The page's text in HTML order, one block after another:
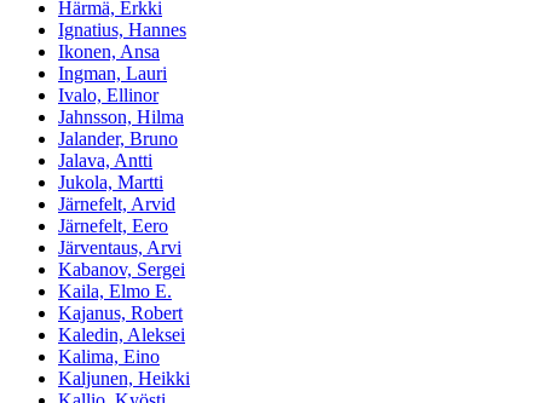
Härmä, Erkki
Ignatius, Hannes
Ikonen, Ansa
Ingman, Lauri
Ivalo, Ellinor
Jahnsson, Hilma
Jalander, Bruno
Jalava, Antti
Jukola, Martti
Järnefelt, Arvid
Järnefelt, Eero
Järventaus, Arvi
Kabanov, Sergei
Kaila, Elmo E.
Kajanus, Robert
Kaledin, Aleksei
Kalima, Eino
Kaljunen, Heikki